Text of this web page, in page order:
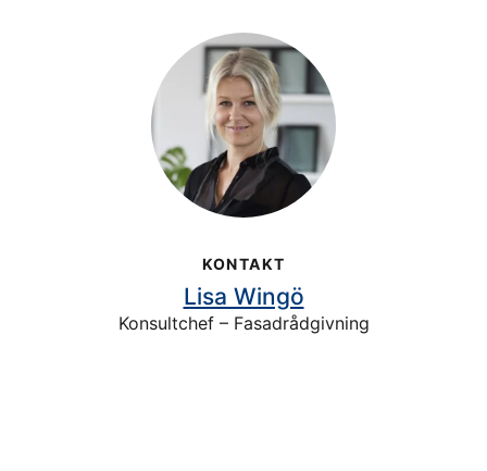
KONTAKT
Lisa Wingö
Konsultchef – Fasadrådgivning